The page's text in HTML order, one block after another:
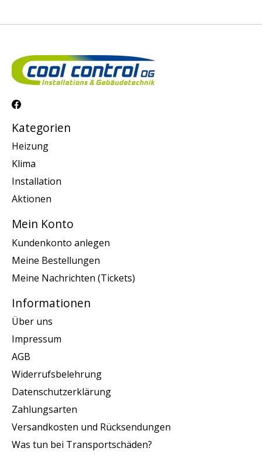
Kategorien
Heizung
Klima
Installation
Aktionen
Mein Konto
Kundenkonto anlegen
Meine Bestellungen
Meine Nachrichten (Tickets)
Informationen
Über uns
Impressum
AGB
Widerrufsbelehrung
Datenschutzerklärung
Zahlungsarten
Versandkosten und Rücksendungen
Was tun bei Transportschäden?